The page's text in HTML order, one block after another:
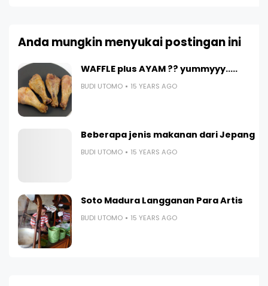
Anda mungkin menyukai postingan ini
WAFFLE plus AYAM ?? yummyyy.....
BUDI UTOMO 15 YEARS AGO
Beberapa jenis makanan dari Jepang
BUDI UTOMO 15 YEARS AGO
Soto Madura Langganan Para Artis
BUDI UTOMO 15 YEARS AGO